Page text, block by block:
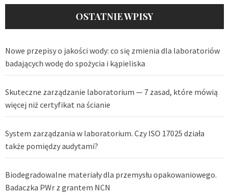
OSTATNIE WPISY
Nowe przepisy o jakości wody: co się zmienia dla laboratoriów
badających wodę do spożycia i kąpieliska
Skuteczne zarządzanie laboratorium — 7 zasad, które mówią
więcej niż certyfikat na ścianie
System zarządzania w laboratorium. Czy ISO 17025 działa
także pomiędzy audytami?
Biodegradowalne materiały dla przemysłu opakowaniowego.
Badaczka PWr z grantem NCN